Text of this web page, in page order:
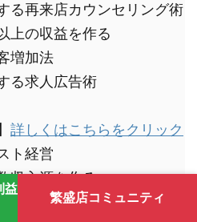
る再来店カウンセリング術
上の収益を作る
増加法
る求人広告術
詳しくはこちらをクリック
ト経営
収入源を作る
三毛作による稼ぎ方改革
益
繁盛店コミュニティ